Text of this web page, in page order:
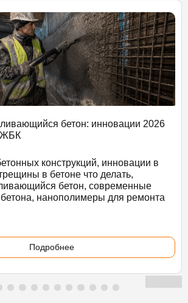
бетон: инновации 2026
ЖБК
конструкций, инновации в
в бетоне что делать,
бетон, современные
нанополимеры для ремонта
Подробнее